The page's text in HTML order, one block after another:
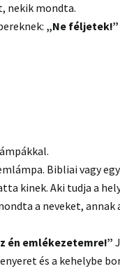
nekik mondta.
„Ne féljetek!”
Bibliai vagy
kinek. Aki tudja a
a neveket,
én emlékezetemre!”
és a kehelybe